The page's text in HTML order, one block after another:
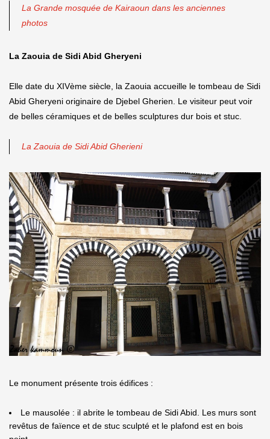
La Grande mosquée de Kairaoun dans les anciennes
photos
La Zaouia de Sidi Abid Gheryeni
Elle date du XIVème siècle, la Zaouia accueille le tombeau de Sidi
Abid Gheryeni originaire de Djebel Gherien. Le visiteur peut voir
de belles céramiques et de belles sculptures dur bois et stuc.
La Zaouia de Sidi Abid Gherieni
Le monument présente trois édifices :
Le mausolée : il abrite le tombeau de Sidi Abid. Les murs sont
revêtus de faïence et de stuc sculpté et le plafond est en bois